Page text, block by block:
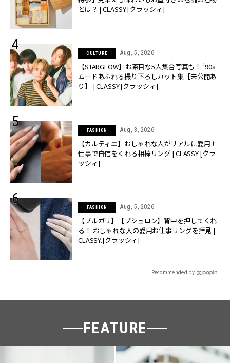
とは？ | CLASSY.[クラッシィ]
CULTURE Aug, 5, 2026
【STARGLOW】お茶目な5人集合写真も！ ’90s
ムードあふれる撮り下ろしカット集【未公開あ
り】 | CLASSY.[クラッシィ]
FASHION Aug, 3, 2026
【カルティエ】おしゃれな人がリアルに愛用！
仕事で自信をくれる相棒リング | CLASSY.[クラ
ッシィ]
FASHION Aug, 5, 2026
【ブルガリ】【ブシュロン】背中を押してくれ
る！ おしゃれな人の愛用お仕事リングを拝見 |
CLASSY.[クラッシィ]
Recommended by
FEATURE